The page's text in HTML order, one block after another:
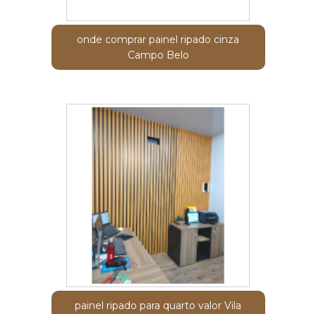
onde comprar painel ripado cinza
Campo Belo
painel ripado para quarto valor Vila